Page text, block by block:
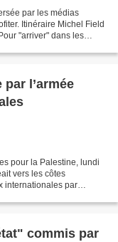
par les médias
Itinéraire Michel Field
"arriver" dans les
l’armée
pour la Palestine, lundi
vers les côtes
internationales par
commis par